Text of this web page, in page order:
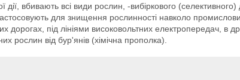
дії, вбивають всі види рослин, -вибіркового
для знищення рослинності навколо
дорогах, під лініями високовольтних електропередач, в
рослин від бур'янів (хімічна прополка).